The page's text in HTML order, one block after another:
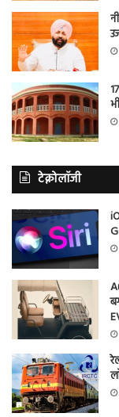
टेक्नोलॉजी